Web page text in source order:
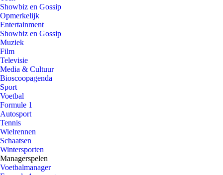
Showbiz en Gossip
Opmerkelijk
Entertainment
Showbiz en Gossip
Muziek
Film
Televisie
Media & Cultuur
Bioscoopagenda
Sport
Voetbal
Formule 1
Autosport
Tennis
Wielrennen
Schaatsen
Wintersporten
Managerspelen
Voetbalmanager